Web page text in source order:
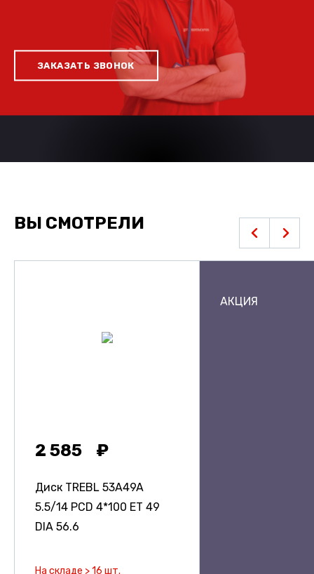
ЗАКАЗАТЬ ЗВОНОК
ВЫ СМОТРЕЛИ
2 585
Диск TREBL 53A49A
5.5/14 PCD 4*100 ET 49
DIA 56.6
На складе > 16 шт.
АКЦИЯ